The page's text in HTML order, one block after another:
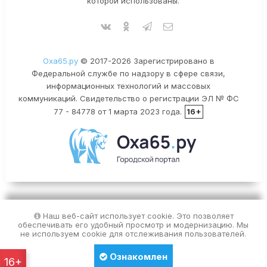
Оха65.ру© 2017-2026 Зарегистрировано в
Федеральной службе по надзору в сфере связи,
информационных технологий и массовых
коммуникаций. Свидетельство о регистрации ЭЛ № ФС
77 - 84778 от 1 марта 2023 года.
16+
Наш веб-сайт использует cookie. Это позволяет
обеспечивать его удобный просмотр и модернизацию. Мы
не используем cookie для отслеживания пользователей.
Ознакомлен
16+